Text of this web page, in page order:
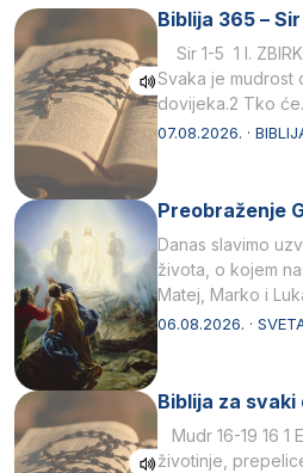
Biblija 365 – Sir
Sir 1-5 1 I.
Svaka je mudrost
dovijeka.2 Tko
07.08.2026. ·
Preobraženje
Danas slavimo
života, o kojem
Matej, Marko i
drugoj…
06.08.2026. ·
Biblija za svaki
Mudr 16-19 16 1
životinje,